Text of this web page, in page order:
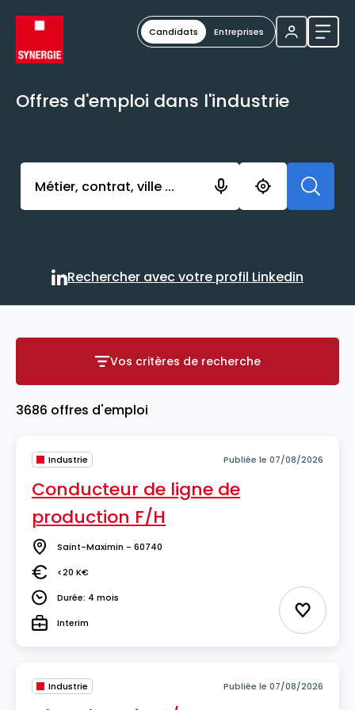
Candidats Entreprises
Offres d'emploi dans l'industrie
Activer l’élément pour lancer l’enregistrement.
Rechercher avec votre
Rechercher avec votre profil Linkedin
Vos critères de recherche
Vos critères de recherche
3686 offres d'emploi
Industrie Publiée le 07/08/2026
Conducteur de ligne de
production F/H
Lieu Saint-Maximin - 60740
Salaire<20 K€
DuréeDurée: 4 mois
TypeInterim Ajouter
Industrie Publiée le 07/08/2026